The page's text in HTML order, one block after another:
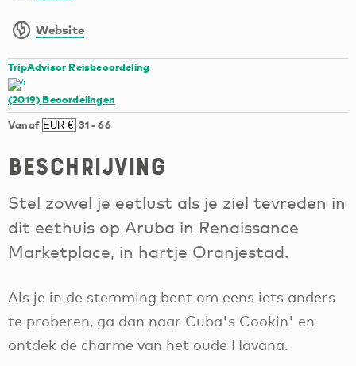
Website
TripAdvisor Reisbeoordeling
(2019)Beoordelingen
Vanaf 31-66
Beschrijving
Stel zowel je eetlust als je ziel tevreden in
dit eethuis op Aruba in Renaissance
Marketplace, in hartje Oranjestad.
Als je in de stemming bent om eens iets anders
te proberen, ga dan naar Cuba's Cookin' en
ontdek de charme van het oude Havana.